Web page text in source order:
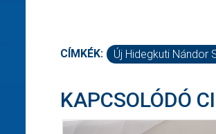
CÍMKÉK: Új Hidegkuti Nándor
KAPCSOLÓDÓ